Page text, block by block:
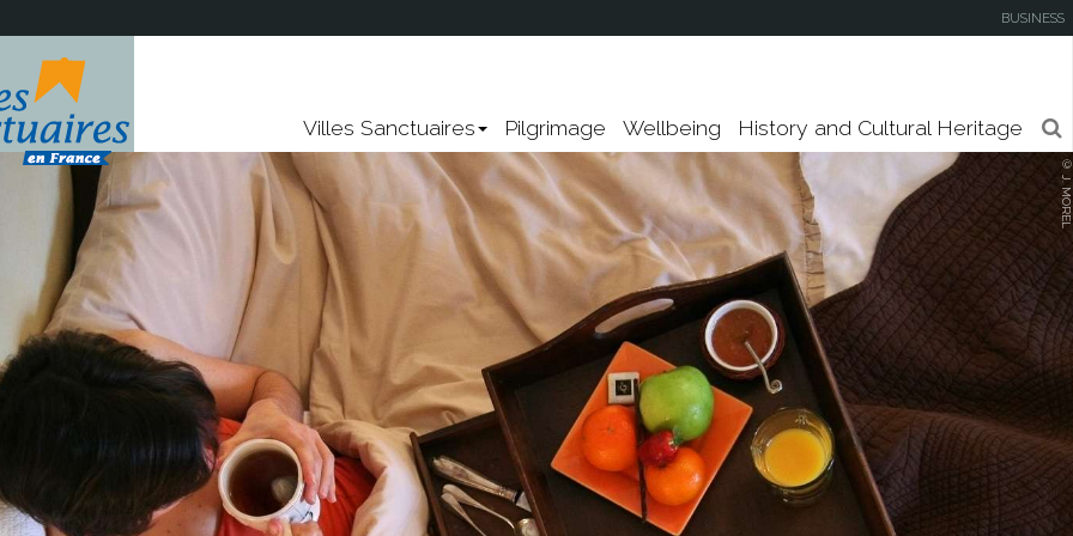
BUSINESS
Villes Sanctuaires
Rocamadour Sainte-Anne-d'Auray
Vézelay Vendeville
Pilgrimage Wellbeing History and Cultural Heritage
keywords
© J. MOREL